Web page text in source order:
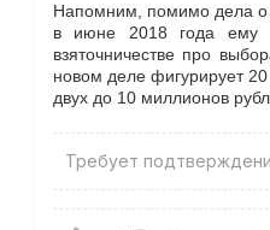
Напомним, помимо дела о
в июне 2018 года ему
взяточничестве про
новом деле фигурирует
двух до 10 миллионов
Требует